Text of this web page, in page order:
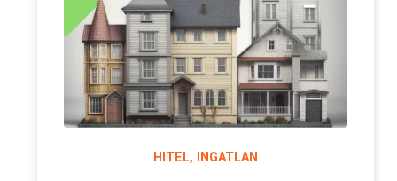
HITEL, INGATLAN